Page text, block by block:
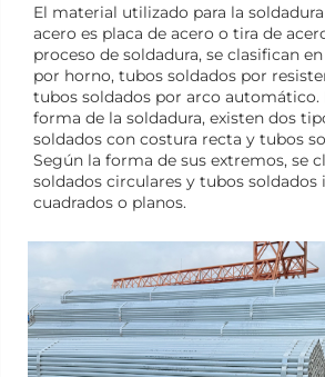
El material utilizado para la
acero es placa de acero o tira de
proceso de soldadura, se clasifican
por horno, tubos soldados por
tubos soldados por arco automático.
forma de la soldadura, existen dos
soldados con costura recta y tubos
Según la forma de sus extremos, se
soldados circulares y tubos soldados
cuadrados o planos.